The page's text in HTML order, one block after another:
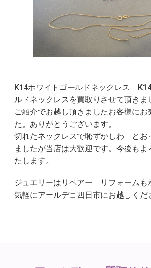
K14ホワイトゴールドネックレス
ルドネックレスを買取りさせて頂きま
ご紹介でお越し頂きましたお客様にお
た。ありがとうございます。
切れたネックレスで恥ずかしわ とお
ましたが当店は大歓迎です。今後もよ
たします。
ジュエリーはリペアー リフォームも
気軽にアールデコ四日市にお越しくだ